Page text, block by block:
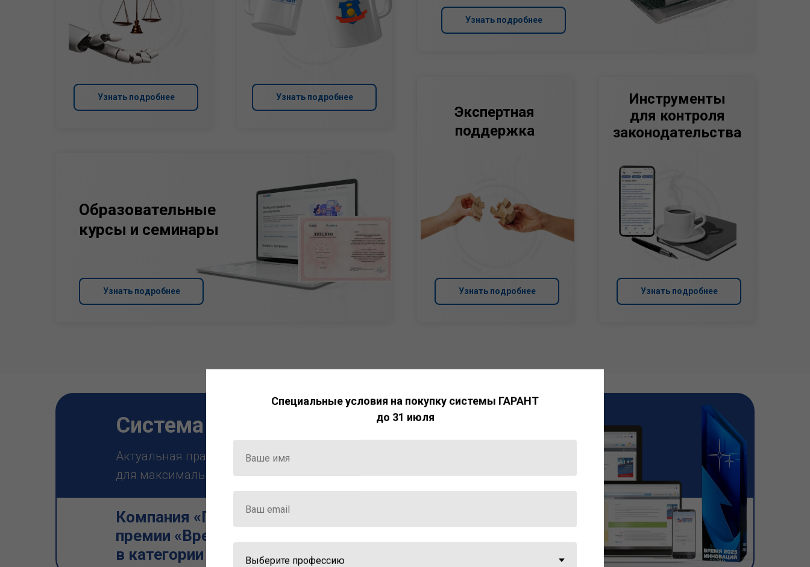
Узнать подробнее
Узнать подробнее
Экспертная
поддержка
Узнать подробнее
Инструменты
для контроля
законодательства
Узнать подробнее
Узнать подробнее
Образовательные
курсы и семинары
Узнать подробнее
Компания «Гарант» стала победителем
премии «Время инноваций — 2025»
в категории «Искусственный интеллект»
Система ГАРАНТ
Актуальная правовая информация и инструменты
для максимально эффективной работы с ней.
Специальные условия на покупку системы ГАРАНТ
до 31 июля